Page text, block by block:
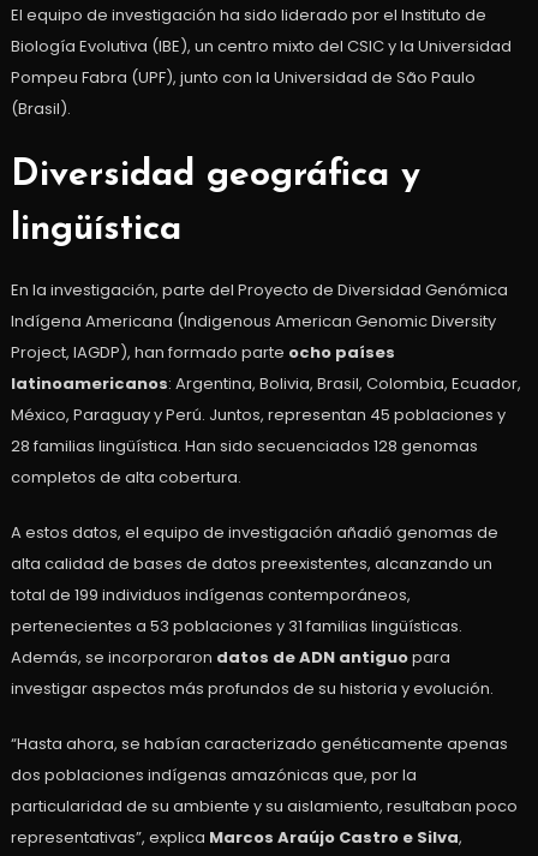
El equipo de investigación ha sido liderado por el Instituto de
Biología Evolutiva (IBE), un centro mixto del CSIC y la Universidad
Pompeu Fabra (UPF), junto con la Universidad de São Paulo
(Brasil).
Diversidad geográfica y
lingüística
En la investigación, parte del Proyecto de Diversidad Genómica
Indígena Americana (Indigenous American Genomic Diversity
Project, IAGDP), han formado parte ocho países
latinoamericanos: Argentina, Bolivia, Brasil, Colombia, Ecuador,
México, Paraguay y Perú. Juntos, representan 45 poblaciones y
28 familias lingüística. Han sido secuenciados 128 genomas
completos de alta cobertura.
A estos datos, el equipo de investigación añadió genomas de
alta calidad de bases de datos preexistentes, alcanzando un
total de 199 individuos indígenas contemporáneos,
pertenecientes a 53 poblaciones y 31 familias lingüísticas.
Además, se incorporaron datos de ADN antiguopara
investigar aspectos más profundos de su historia y evolución.
“Hasta ahora, se habían caracterizado genéticamente apenas
dos poblaciones indígenas amazónicas que, por la
particularidad de su ambiente y su aislamiento, resultaban poco
representativas”, explica Marcos Araújo Castro e Silva,